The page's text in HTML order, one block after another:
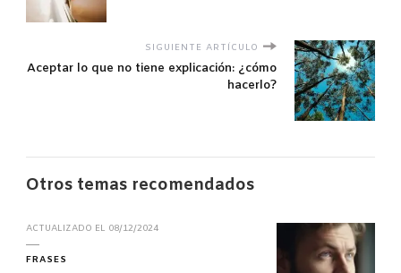
SIGUIENTE ARTÍCULO
Aceptar lo que no tiene explicación: ¿cómo
hacerlo?
Otros temas recomendados
ACTUALIZADO EL 08/12/2024
FRASES